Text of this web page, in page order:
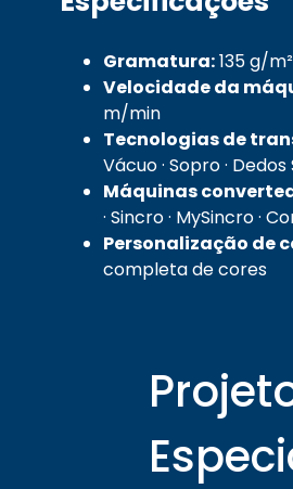
Gramatura:135 g/
Velocidade da
m/min
Tecnologias de
Vácuo · Sopro ·
Máquinas
· Sincro · MySincro ·
Personalização de
completa de cores